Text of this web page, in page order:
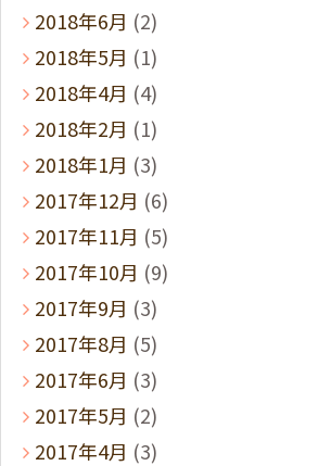
2018年6月 (2)
2018年5月 (1)
2018年4月 (4)
2018年2月 (1)
2018年1月 (3)
2017年12月 (6)
2017年11月 (5)
2017年10月 (9)
2017年9月 (3)
2017年8月 (5)
2017年6月 (3)
2017年5月 (2)
2017年4月 (3)